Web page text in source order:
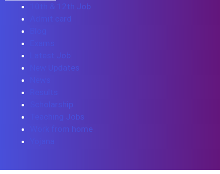
10th & 12th Job
Admit card
Latest Job
New Updates
Results
Scholarship
Teaching Jobs
Work from home